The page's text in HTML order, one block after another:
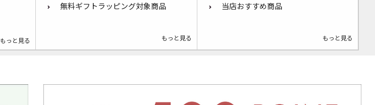
もっと見る
無料ギフトラッピング対象商品
もっと見る
当店おすすめ商品
もっと見る